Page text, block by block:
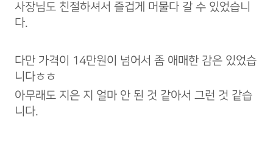
사장님도 친절하셔서 즐겁게 머물다 갈 수 있었습니
다.
다만 가격이 14만원이 넘어서 좀 애매한 감은 있었습
니다ㅎㅎ
아무래도 지은 지 얼마 안 된 것 같아서 그런 것 같습
니다.